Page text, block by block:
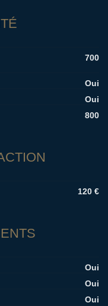
700
Oui
Oui
800
120 €
Oui
Oui
Oui